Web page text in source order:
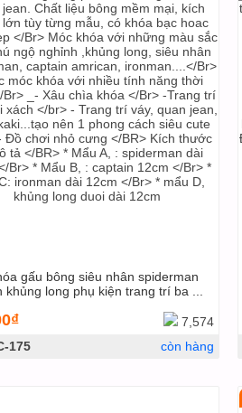
gấu bông siêu nhân spiderman
khủng long phụ kiện trang trí ba ...
7,574
175 còn hàng